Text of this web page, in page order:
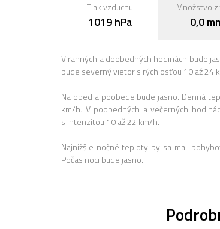
Tlak vzduchu
1019 hPa
Množstvo
0,0
V ranných a doobedných hodinách bude
bude severný vietor s rýchlosťou 10 až 24
Na obed a poobede bude jasno. Denná
km/h. V poobedných a večerných
s intenzitou 10 až 22 km/h.
Najnižšie nočné teploty by sa mali
Počas noci bude jasno.